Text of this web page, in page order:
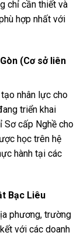
chỉ cần thiết và
hợp nhất với
(Cơ sở liên
nhân lực cho
triển khai
Sơ cấp Nghề cho
học trên hệ
hành tại các
Bạc Liêu
phương, trường
với các doanh